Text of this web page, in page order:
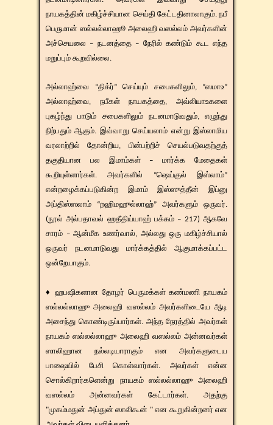
நாயகத்தின் மகிழ்ச்சியான செய்தி கேட்டதினாலாகும். நபீ
பெருமான் ஸல்லல்லாஹூ அலைஹி வஸல்லம் அவர்களின்
அச்செயலை – நடனத்தை – நேரில் கண்டும் கூட எந்த
மறுப்பும் கூறவில்லை.
​​அல்லாஹ்வை “திக்ர்” செய்யும் சபைகளிலும், “ஸமாஉ”
அல்லாஹ்வை, நபீகள் நாயகத்தை, அவ்லியாஉகளை
புகழ்ந்து பாடும் சபைகளிலும் நடனமாடுவதும், எழுந்து
நிற்பதும் ஆகும். இவ்வாறு செய்யலாம் என்று இஸ்லாமிய
வரலாற்றில் தோன்றிய, பின்பற்றிச் செயல்படுவதற்குத்
தகுதியான பல இமாம்கள் – மார்க்க மேதைகள்
கூறியுள்ளார்கள். அவர்களில் “ஷெய்குல் இஸ்லாம்”
என்றழைக்கப்படுகின்ற இமாம் இஸ்ஸுத்தீன் இப்னு
அப்திஸ்ஸலாம் “றஹிமஹுல்லாஹ்” அவர்களும் ஒருவர்.
(நூல் அல்பதாவல் ஹதீதிய்யாஹ் பக்கம் – 217) ஆகவே
சாரம் – ஆன்மீக உணர்வால், அல்லது ஒரு மகிழ்ச்சியால்
ஒருவர் நடனமாடுவது மார்க்கத்தில் ஆகுமாக்கப்பட்ட
ஒன்றேயாகும்.
♦ ஹபஷிகளான தோழர் பெருமக்கள் கண்மணி நாயகம்
ஸல்லல்லாஹு அலைஹி வஸல்லம் அவர்களிடையே ஆடி
அசைந்து கொண்டிருப்பார்கள். அந்த நேரத்தில் அவர்கள்
நாயகம் ஸல்லல்லாஹு அலைஹி வஸல்லம் அன்னவர்கள்
ஸாலிஹான நல்லடியாராகும் என அவர்களுடைய
பாஷையில் பேசி கொள்வார்கள். அவர்கள் என்ன
சொல்கிறார்களென்று நாயகம் ஸல்லல்லாஹு அலைஹி
வஸல்லம் அன்னவர்கள் கேட்டார்கள். அதற்கு
"முகம்மதுன் அப்துன் ஸாலிகூன் " என கூறுகின்றனர் என